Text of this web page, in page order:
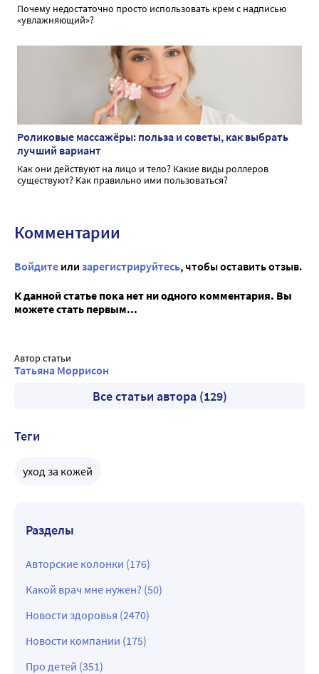
Почему недостаточно просто использовать крем с надписью
«увлажняющий»?
Роликовые массажёры: польза и советы, как выбрать
лучший вариант
Как они действуют на лицо и тело? Какие виды роллеров
существуют? Как правильно ими пользоваться?
Комментарии
Войдите или зарегистрируйтесь, чтобы оставить отзыв.
К данной статье пока нет ни одного комментария. Вы
можете стать первым...
Автор статьи
Татьяна Моррисон
Все статьи автора (129)
Теги
уход за кожей
Разделы
Авторские колонки (176)
Какой врач мне нужен? (50)
Новости здоровья (2470)
Новости компании (175)
Про детей (351)